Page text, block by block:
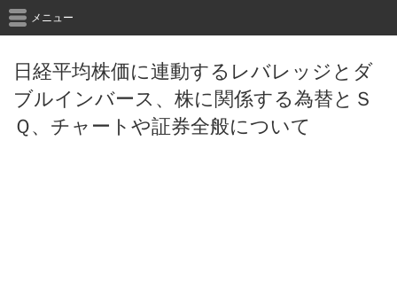
日経平均株価に連動するレバレッジとダ
ブルインバース、株に関係する為替とＳ
Ｑ、チャートや証券全般について
メニュー